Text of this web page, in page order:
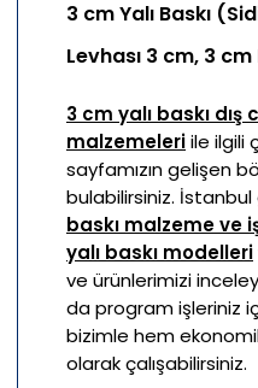
3 cm Yalı Baskı
Levhası 3 cm, 3
3 cm yalı baskı
malzemeleriile ilgili
sayfamızın gelişen
bulabilirsiniz.
baskı malzeme ve
yalı baskı modelleri
ve ürünlerimizi
da program işleriniz
bizimle hem
olarak çalışabilirsiniz.